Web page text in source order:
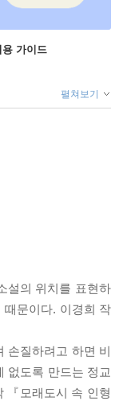
가이드
펼쳐보기
설의 위치를 표현하
때문이다. 이경희 작
손질하려고 하면 비
없도록 만드는 정교
『모래도시 속 인형